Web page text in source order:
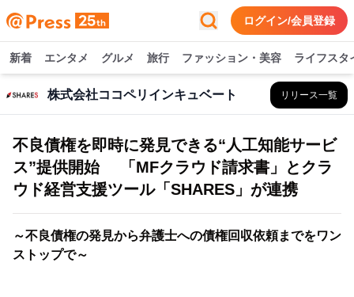
ログイン/会員登録
新着 エンタメ グルメ 旅行 ファッション・美容 ライフスタ
株式会社ココペリインキュベート リリース一覧
不良債権を即時に発見できる“人工知能サービ
ス”提供開始 「MFクラウド請求書」とクラ
ウド経営支援ツール「SHARES」が連携
～不良債権の発見から弁護士への債権回収依頼までをワン
ストップで～